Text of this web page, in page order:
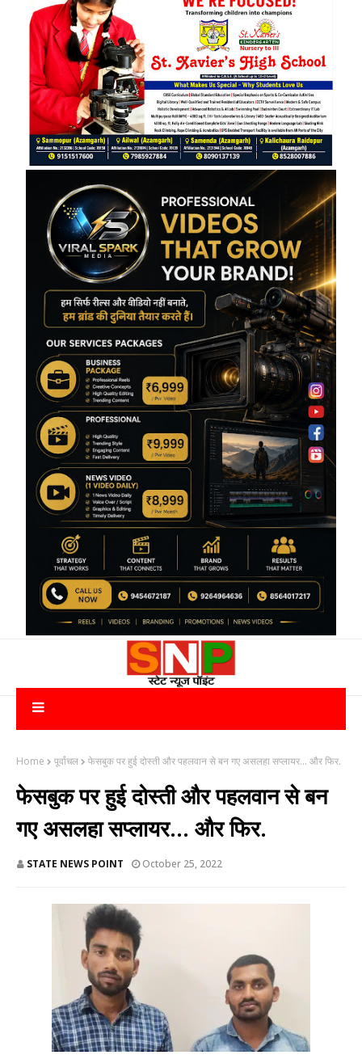
Home पूर्वांचल फेसबुक पर हुई दोस्ती और पहलवान से बन गए असलहा सप्लायर... और फिर.
फेसबुक पर हुई दोस्ती और पहलवान से बन
गए असलहा सप्लायर... और फिर.
STATE NEWS POINT October 25, 2022